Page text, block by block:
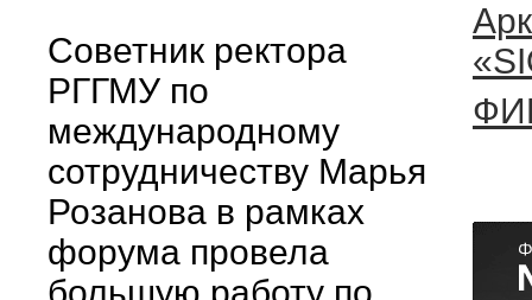
Советник ректора
РГГМУ по
международному
сотрудничеству Марья
Розанова в рамках
форума провела